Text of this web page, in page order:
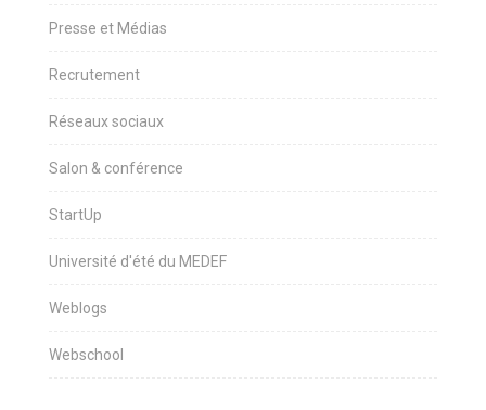
Presse et Médias
Recrutement
Réseaux sociaux
Salon & conférence
StartUp
Université d'été du MEDEF
Weblogs
Webschool